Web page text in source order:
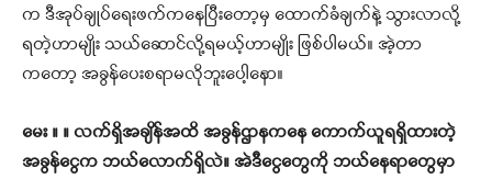
က ဒီအုပ်ချုပ်ရေးဖက်ကနေပြီးတော့မှ ထောက်ခံချက်နဲ့ သွားလာလို့
ရတဲ့ဟာမျိုး သယ်ဆောင်လို့ရမယ့်ဟာမျိုး ဖြစ်ပါမယ်။ အဲ့တာ
ကတော့ အခွန်ပေးစရာမလိုဘူးပေါ့နော။
မေး ။ ။ လက်ရှိအချိန်အထိ အခွန်ဌာနကနေ ကောက်ယူရရှိထားတဲ့
အခွန်ငွေက ဘယ်လောက်ရှိလဲ။ အဲဒီငွေတွေကို ဘယ်နေရာတွေမှာ